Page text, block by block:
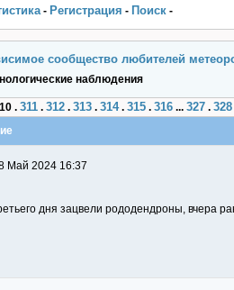
- Pегистрация - Поиск -
сообщество любителей
наблюдения
. 311 . 312 . 313 . 314. 315 . 316 ... 327 . 328
Май 2024 16:37
дня зацвели рододендроны, вчера